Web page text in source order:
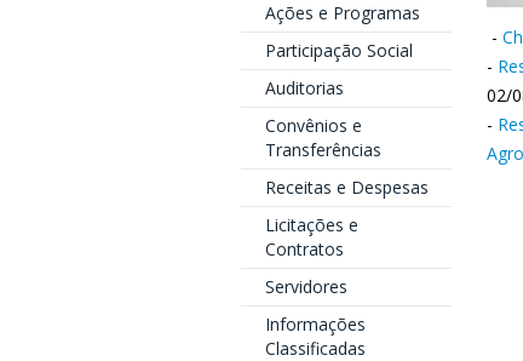
Ações e Programas
Participação Social
Auditorias
Convênios e
Transferências
Receitas e Despesas
Licitações e
Contratos
Servidores
Informações
Classificadas
-
-
02/
-